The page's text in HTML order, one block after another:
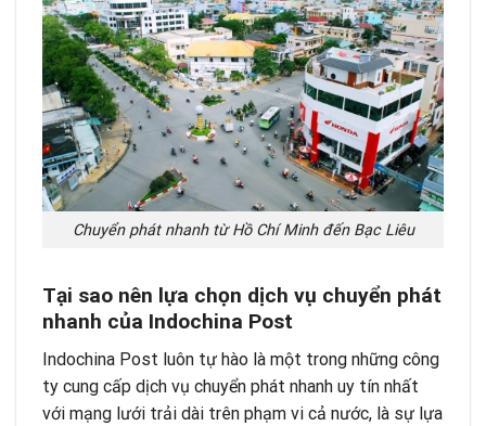
Chuyển phát nhanh từ Hồ Chí Minh đến Bạc Liêu
Tại sao nên lựa chọn dịch vụ chuyển phát
nhanh của Indochina Post
Indochina Post luôn tự hào là một trong những công
ty cung cấp dịch vụ chuyển phát nhanh uy tín nhất
với mạng lưới trải dài trên phạm vi cả nước, là sự lựa